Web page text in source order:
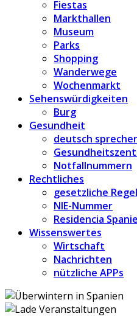
Fiestas
Markthallen
Museum
Parks
Shopping
Wanderwege
Wochenmarkt
Sehenswürdigkeiten
Burg
Gesundheit
deutsch
Notfallnummern
Rechtliches
gesetzliche
NIE-Nummer
Residencia
Wissenswertes
Wirtschaft
Nachrichten
nützliche APPs